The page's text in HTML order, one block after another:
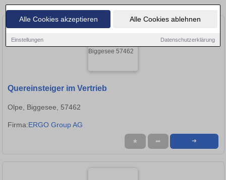
Alle Cookies akzeptieren Alle Cookies ablehnen
Einstellungen Datenschutzerklärung
Quereinsteiger im Vertrieb
Olpe, Biggesee, 57462
Firma:ERGO Group AG
★ ➦ ➜